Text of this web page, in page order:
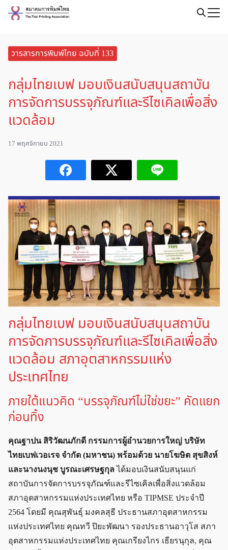
Skip
วารสารการพิมพ์ไทย ฉบับที่ 133
กลุ่มไทยเบฟ มอบเงินสนับสนุนสถาบัน
การจัดการบรรจุภัณฑ์และรีไซเคิลเพื่อสิ่ง
แวดล้อม
17 พฤศจิกายน 2021
กลุ่มไทยเบฟ มอบเงินสนับสนุนสถาบัน
การจัดการบรรจุภัณฑ์และรีไซเคิลเพื่อสิ่ง
แวดล้อม สภาอุตสาหกรรมแห่ง
ประเทศไทย
ภายใต้แนวคิด “บรรจุภัณฑ์ไม่ใช่ขยะ” คัดแยก
ก่อนทิ้ง
คุณฐาปน สิริวัฒนภักดี กรรมการผู้อำนวยการใหญ่ บริษัท
ไทยเบฟเวอเรจ จำกัด (มหาชน) พร้อมด้วย นายโฆษิต สุขสิงห์
และนางนงนุช บูรณะเศรษฐกุลได้มอบเงินสนับสนุนแก่
สถาบันการจัดการบรรจุภัณฑ์และรีไซเคิลเพื่อสิ่งแวดล้อม
สภาอุตสาหกรรมแห่งประเทศไทย หรือ TIPMSE ประจำปี
2564 โดยมี คุณสุพันธุ์ มงคลสุธี ประธานสภาอุตสาหกรรม
แห่งประเทศไทย คุณทวี ปิยะพัฒนา รองประธานอาวุโส สภา
อุตสาหกรรมแห่งประเทศไทย คุณเกรียงไกร เธียรนุกุล, คุณ